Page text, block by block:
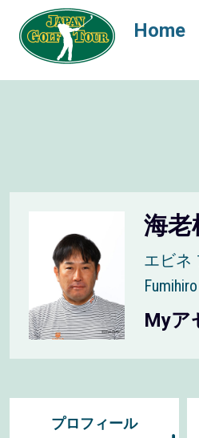
Home
海老
エビネ
Myア
プロフィール